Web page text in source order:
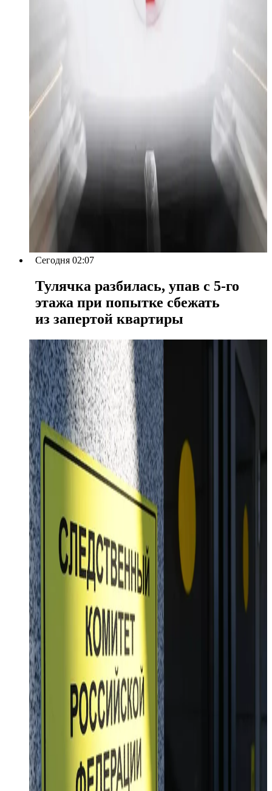
Сегодня 02:07
Тулячка разбилась, упав с 5-го
этажа при попытке сбежать
из запертой квартиры